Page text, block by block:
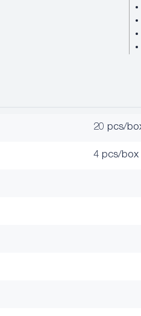
20 pcs/
4 pcs/box